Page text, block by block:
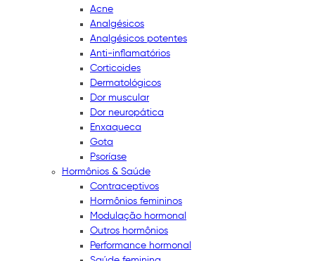
Acne
Analgésicos
Analgésicos potentes
Anti-inflamatórios
Corticoides
Dermatológicos
Dor muscular
Dor neuropática
Enxaqueca
Gota
Psoríase
Hormônios & Saúde
Contraceptivos
Hormônios femininos
Modulação hormonal
Outros hormônios
Performance hormonal